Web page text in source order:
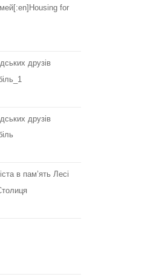
for
друзів
друзів
в пам’ять Лесі